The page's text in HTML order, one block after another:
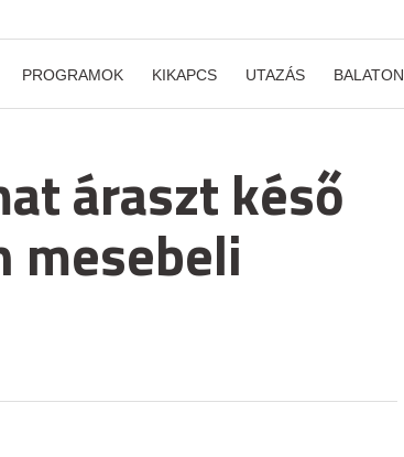
PROGRAMOK KIKAPCS UTAZÁS BALATON
áraszt késő
mesebeli